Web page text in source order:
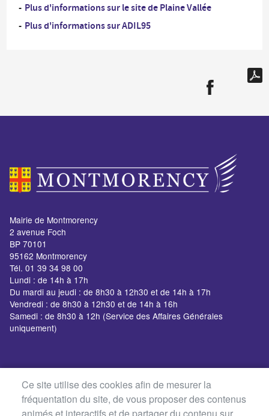
Plus d'informations sur le site de Plaine Vallée
Plus d'informations sur ADIL95
Mairie de Montmorency
2 avenue Foch
BP 70101
95162 Montmorency
Tél. 01 39 34 98 00
Lundi : de 14h à 17h
Du mardi au jeudi : de 8h30 à 12h30 et de 14h à 17h
Vendredi : de 8h30 à 12h30 et de 14h à 16h
Samedi : de 8h30 à 12h (Service des Affaires Générales
uniquement)
Ce site utilise des cookies afin de mesurer la
fréquentation du site, de vous proposer des contenus